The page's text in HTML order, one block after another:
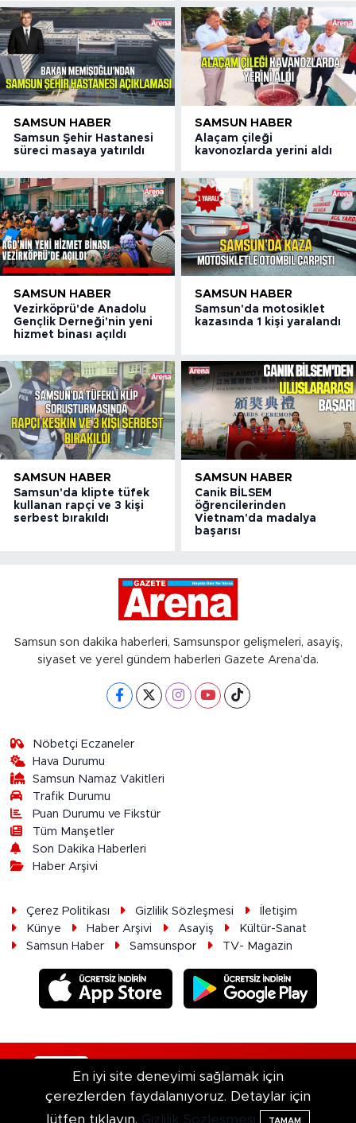
SAMSUN HABER
Samsun Şehir Hastanesi
süreci masaya yatırıldı
SAMSUN HABER
Alaçam çileği
kavonozlarda yerini aldı
SAMSUN HABER
Vezirköprü'de Anadolu
Gençlik Derneği'nin yeni
hizmet binası açıldı
SAMSUN HABER
Samsun'da motosiklet
kazasında 1 kişi yaralandı
SAMSUN HABER
Samsun'da klipte tüfek
kullanan rapçi ve 3 kişi
serbest bırakıldı
SAMSUN HABER
Canik BİLSEM
öğrencilerinden
Vietnam'da madalya
başarısı
Samsun son dakika haberleri, Samsunspor gelişmeleri, asayiş,
siyaset ve yerel gündem haberleri Gazete Arena’da.
Nöbetçi Eczaneler
Hava Durumu
Samsun Namaz Vakitleri
Trafik Durumu
Puan Durumu ve Fikstür
Tüm Manşetler
Son Dakika Haberleri
Haber Arşivi
Çerez Politikası Gizlilik Sözleşmesi
İletişim
Künye
Haber Arşivi Asayiş
Kültür-Sanat
Samsun Haber
Samsunspor TV- Magazin
Haber Yazılımı:TE Bilişim
En iyi site deneyimi sağlamak için
çerezlerden faydalanıyoruz. Detaylar için
lütfen tıklayın. Gizlilik Sözleşmesi TAMAM